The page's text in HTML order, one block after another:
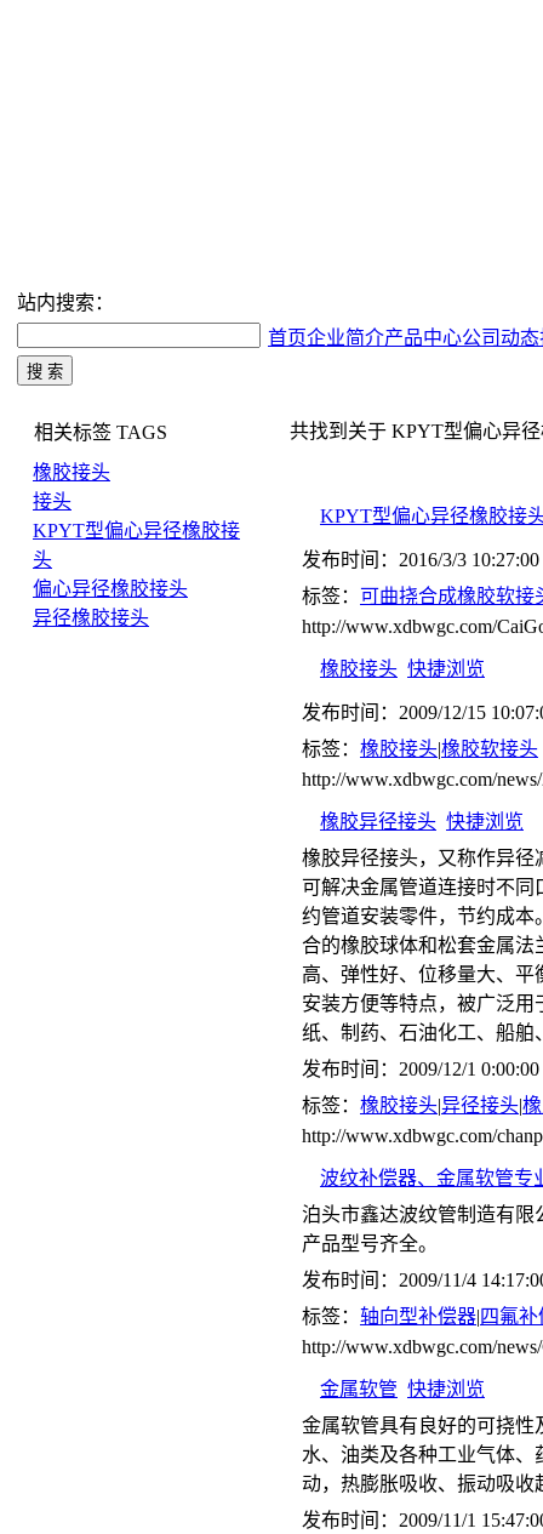
站内搜索：
首页企业简介产品中心公司动态
相关标签 TAGS
橡胶接头
接头
KPYT型偏心异径橡胶接
头
偏心异径橡胶接头
异径橡胶接头
共找到关于 KPYT型偏心异
KPYT型偏心异径橡胶接
发布时间：2016/3/3 10:27:00
标签： 可曲挠合成橡胶软接
http://www.xdbwgc.com/
橡胶接头 快捷浏览
发布时间：2009/12/15
标签： 橡胶接头|橡胶软接头
http://www.xdbwgc.com/
橡胶异径接头 快捷浏览
橡胶异径接头，又称作异
可解决金属管道连接时不
约管道安装零件，节约成
合的橡胶球体和松套金属
高、弹性好、位移量大、
安装方便等特点，被广泛
纸、制药、石油化工、船
发布时间：2009/12/1 0:00:00
标签： 橡胶接头|异径接头|
http://www.xdbwgc.com/
波纹补偿器、金属软管专
泊头市鑫达波纹管制造有
产品型号齐全。
发布时间：2009/11/4
标签： 轴向型补偿器|四氟补
http://www.xdbwgc.com/
金属软管 快捷浏览
金属软管具有良好的可挠
水、油类及各种工业气体
动，热膨胀吸收、振动吸收
发布时间：2009/11/1